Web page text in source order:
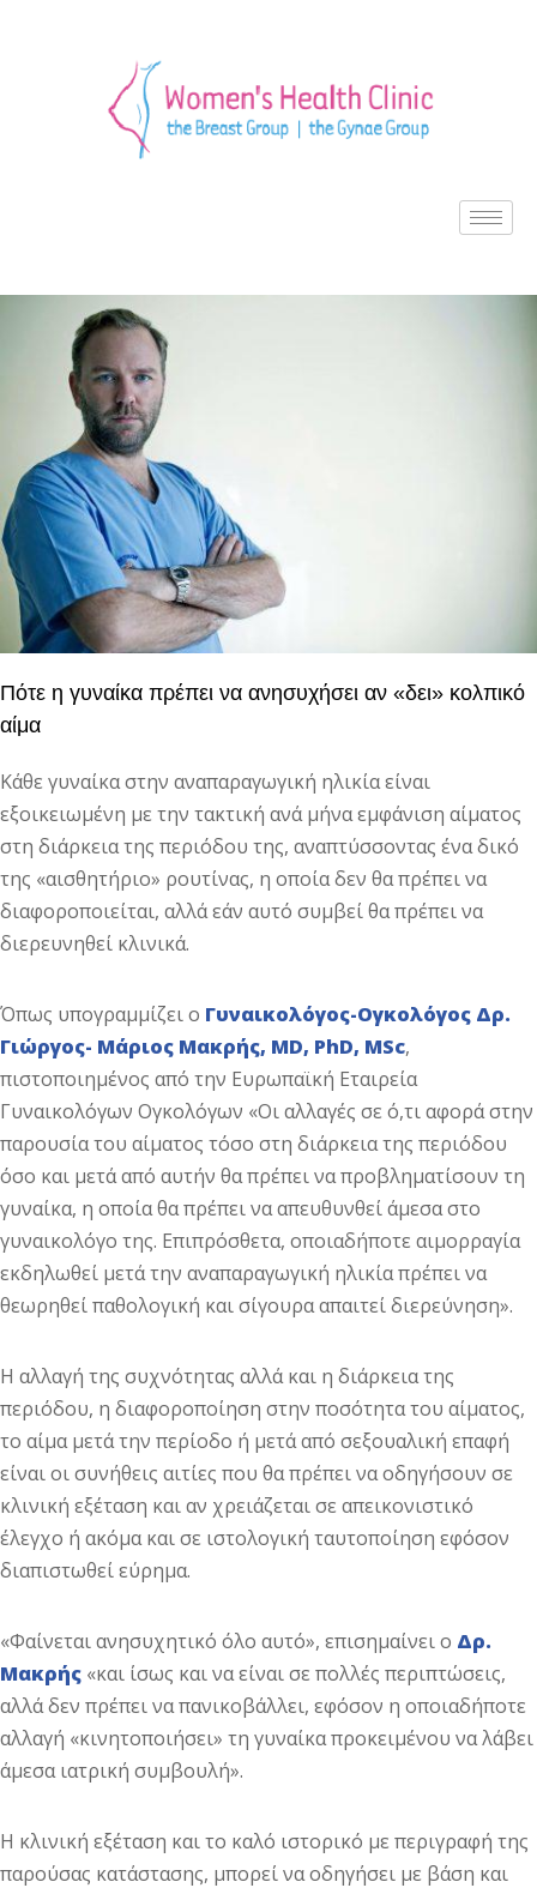
Πότε η γυναίκα πρέπει να ανησυχήσει αν «δει» κολπικό
αίμα
Κάθε γυναίκα στην αναπαραγωγική ηλικία είναι
εξοικειωμένη με την τακτική ανά μήνα εμφάνιση αίματος
στη διάρκεια της περιόδου της, αναπτύσσοντας ένα δικό
της «αισθητήριο» ρουτίνας, η οποία δεν θα πρέπει να
διαφοροποιείται, αλλά εάν αυτό συμβεί θα πρέπει να
διερευνηθεί κλινικά.
Όπως υπογραμμίζει ο Γυναικολόγος-Ογκολόγος Δρ.
Γιώργος- Μάριος Μακρής, MD, PhD, MSc,
πιστοποιημένος από την Ευρωπαϊκή Εταιρεία
Γυναικολόγων Ογκολόγων «Οι αλλαγές σε ό,τι αφορά στην
παρουσία του αίματος τόσο στη διάρκεια της περιόδου
όσο και μετά από αυτήν θα πρέπει να προβληματίσουν τη
γυναίκα, η οποία θα πρέπει να απευθυνθεί άμεσα στο
γυναικολόγο της. Επιπρόσθετα, οποιαδήποτε αιμορραγία
εκδηλωθεί μετά την αναπαραγωγική ηλικία πρέπει να
θεωρηθεί παθολογική και σίγουρα απαιτεί διερεύνηση».
Η αλλαγή της συχνότητας αλλά και η διάρκεια της
περιόδου, η διαφοροποίηση στην ποσότητα του αίματος,
το αίμα μετά την περίοδο ή μετά από σεξουαλική επαφή
είναι οι συνήθεις αιτίες που θα πρέπει να οδηγήσουν σε
κλινική εξέταση και αν χρειάζεται σε απεικονιστικό
έλεγχο ή ακόμα και σε ιστολογική ταυτοποίηση εφόσον
διαπιστωθεί εύρημα.
«Φαίνεται ανησυχητικό όλο αυτό», επισημαίνει ο Δρ.
Μακρής «και ίσως και να είναι σε πολλές περιπτώσεις,
αλλά δεν πρέπει να πανικοβάλλει, εφόσον η οποιαδήποτε
αλλαγή «κινητοποιήσει» τη γυναίκα προκειμένου να λάβει
άμεσα ιατρική συμβουλή».
Η κλινική εξέταση και το καλό ιστορικό με περιγραφή της
παρούσας κατάστασης, μπορεί να οδηγήσει με βάση και